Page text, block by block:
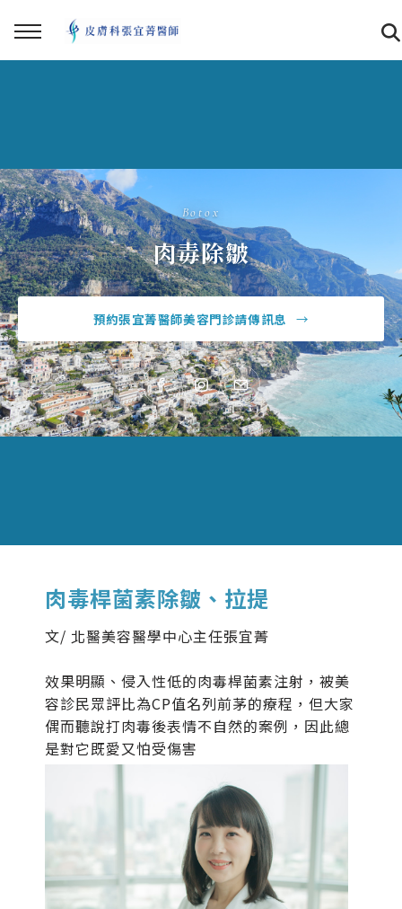
Botox
肉毒除皺
預約張宜菁醫師美容門診請傳訊息 →
肉毒桿菌素除皺、拉提
文/ 北醫美容醫學中心主任張宜菁
效果明顯、侵入性低的肉毒桿菌素注射，被美
容診民眾評比為CP值名列前茅的療程，但大家
偶而聽說打肉毒後表情不自然的案例，因此總
是對它既愛又怕受傷害